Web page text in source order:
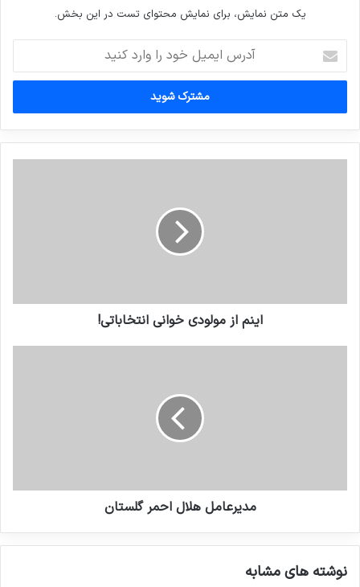
یک متن نمایش، برای نمایش محتوای تست در این بخش.
ایمیل
خود
وارد
کنید
اینم از مولودی خوانی انتخاباتی!
مدیرعامل هلال احمر گلستان
نوشته های مشابه